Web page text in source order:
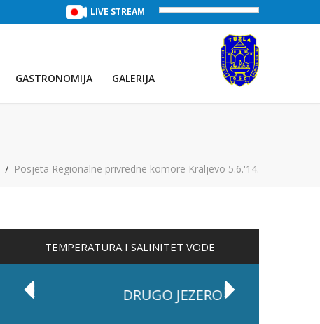
TREĆE JEZERO (Voda:28 °C, Salinitet:30 g/L)
LIVE STREAM
GASTRONOMIJA GALERIJA
Posjeta Regionalne privredne komore Kraljevo 5.6.'14.
TEMPERATURA I SALINITET VODE
DRUGO JEZERO